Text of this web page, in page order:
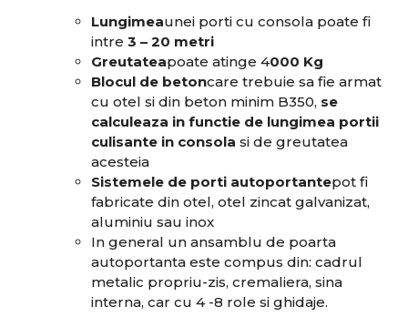
Lungimeaunei porti cu consola poate fi
intre 3 – 20 metri
Greutateapoate atinge 4000 Kg
Blocul de betoncare trebuie sa fie armat
cu otel si din beton minim B350, se
calculeaza in functie de lungimea portii
culisante in consola si de greutatea
acesteia
Sistemele de porti autoportantepot fi
fabricate din otel, otel zincat galvanizat,
aluminiu sau inox
In general un ansamblu de poarta
autoportanta este compus din: cadrul
metalic propriu-zis, cremaliera, sina
interna, car cu 4 -8 role si ghidaje.